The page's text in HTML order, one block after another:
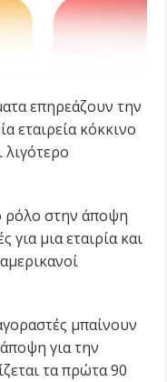
επηρεάζουν την
εταιρεία κόκκινο
λιγότερο
ρόλο στην άποψη
μια εταιρία και
μπαίνουν
για την
τα πρώτα 90